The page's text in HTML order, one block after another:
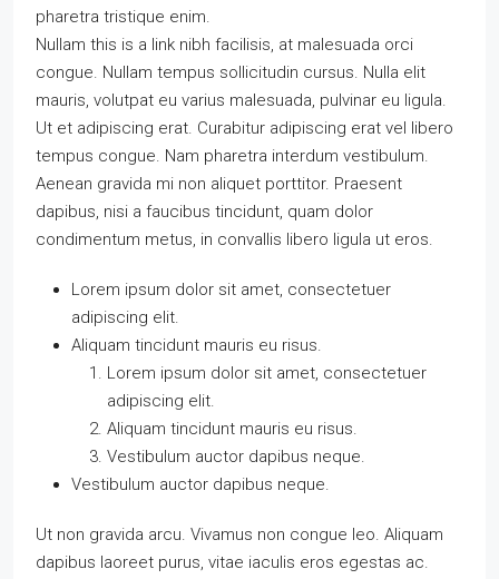
pharetra tristique enim.
Nullam this is a link nibh facilisis, at malesuada orci
congue. Nullam tempus sollicitudin cursus. Nulla elit
mauris, volutpat eu varius malesuada, pulvinar eu ligula.
Ut et adipiscing erat. Curabitur adipiscing erat vel libero
tempus congue. Nam pharetra interdum vestibulum.
Aenean gravida mi non aliquet porttitor. Praesent
dapibus, nisi a faucibus tincidunt, quam dolor
condimentum metus, in convallis libero ligula ut eros.
Lorem ipsum dolor sit amet, consectetuer
adipiscing elit.
Aliquam tincidunt mauris eu risus.
Lorem ipsum dolor sit amet, consectetuer
adipiscing elit.
Aliquam tincidunt mauris eu risus.
Vestibulum auctor dapibus neque.
Vestibulum auctor dapibus neque.
Ut non gravida arcu. Vivamus non congue leo. Aliquam
dapibus laoreet purus, vitae iaculis eros egestas ac.